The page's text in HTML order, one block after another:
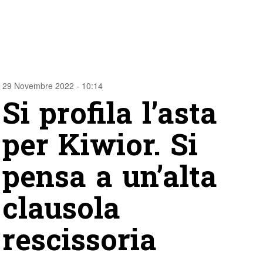
29 Novembre 2022 - 10:14
Si profila l’asta
per Kiwior. Si
pensa a un’alta
clausola
rescissoria